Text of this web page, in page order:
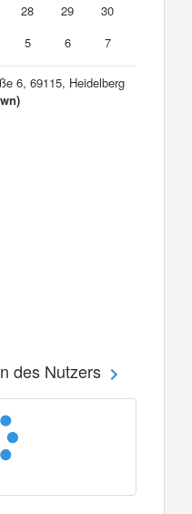
28 29
30
5 6 7
6, 69115, Heidelberg
des Nutzers